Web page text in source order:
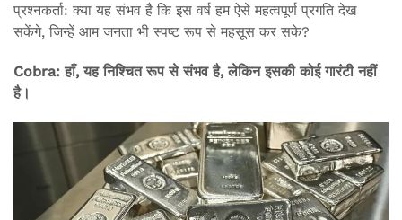
प्रश्नकर्ता: क्या यह संभव है कि इस वर्ष हम ऐसे महत्वपूर्ण प्रगति देख
सकेंगे, जिन्हें आम जनता भी स्पष्ट रूप से महसूस कर सके?
Cobra: हाँ, यह निश्चित रूप से संभव है, लेकिन इसकी कोई गारंटी नहीं
है।